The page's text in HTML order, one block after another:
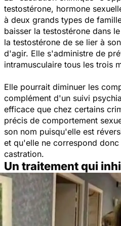
testostérone, hormone
à deux grands types de
baisser la testostérone dans
la testostérone de se lier à
d'agir. Elle s'administre de
intramusculaire tous les trois
Elle pourrait diminuer les
complément d'un suivi
efficace que chez certains
précis de comportement
son nom puisqu'elle est
et qu'elle ne correspond
castration.
Un traitement qui